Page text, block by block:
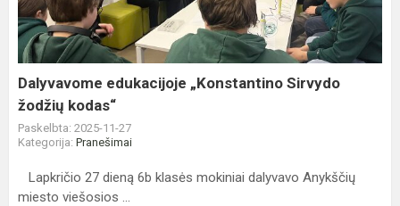
kodas“
Dalyvavome edukacijoje „Konstantino Sirvydo
žodžių kodas“
Paskelbta: 2025-11-27
Kategorija: Pranešimai
Lapkričio 27 dieną 6b klasės mokiniai dalyvavo Anykščių
miesto viešosios ...